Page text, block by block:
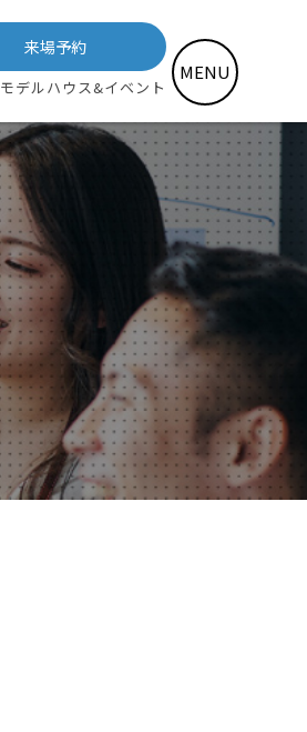
来場予約
モデルハウス&イベント
MENU